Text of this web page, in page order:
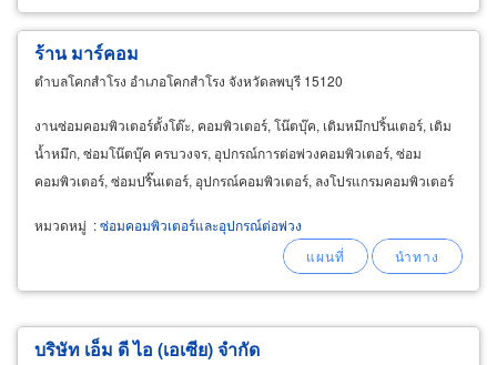
ร้าน มาร์คอม
ตำบลโคกสำโรง อำเภอโคกสำโรง จังหวัดลพบุรี 15120
งานซ่อมคอมพิวเตอร์ตั้งโต๊ะ, คอมพิวเตอร์, โน๊ตบุ๊ค, เติมหมึกปริ้นเตอร์, เติม
น้ำหมึก, ซ่อมโน๊ตบุ๊ค ครบวงจร, อุปกรณ์การต่อพ่วงคอมพิวเตอร์, ซ่อม
คอมพิวเตอร์, ซ่อมปริ๊นเตอร์, อุปกรณ์คอมพิวเตอร์, ลงโปรแกรมคอมพิวเตอร์
หมวดหมู่ :ซ่อมคอมพิวเตอร์และอุปกรณ์ต่อพ่วง
บริษัท เอ็ม ดี ไอ (เอเซีย) จำกัด